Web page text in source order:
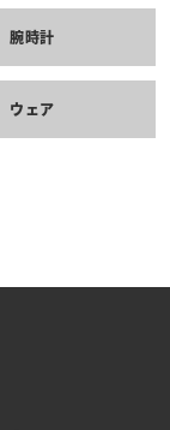
腕時計
ウェア